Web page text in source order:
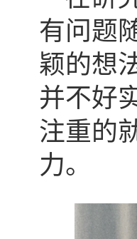
有问题
颖的想
并不好
注重的
力。